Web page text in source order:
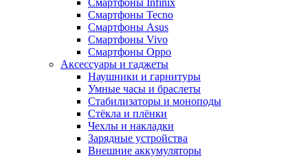
Смартфоны Infinix
Смартфоны Tecno
Смартфоны Asus
Смартфоны Vivo
Смартфоны Oppo
Аксессуары и гаджеты
Наушники и гарнитуры
Умные часы и браслеты
Стабилизаторы и моноподы
Стёкла и плёнки
Чехлы и накладки
Зарядные устройства
Внешние аккумуляторы